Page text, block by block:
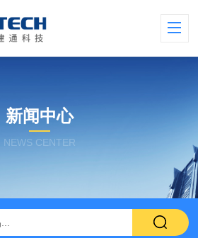
新闻中心
NEWS CENTER